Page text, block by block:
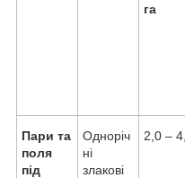
га
Пари та
поля
під
Одноріч
ні
злакові
2,0 –